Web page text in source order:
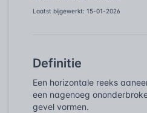
Laatst bijgewerkt: 15-01-2026
Definitie
Een horizontale reeks
een nagenoeg
gevel vormen.